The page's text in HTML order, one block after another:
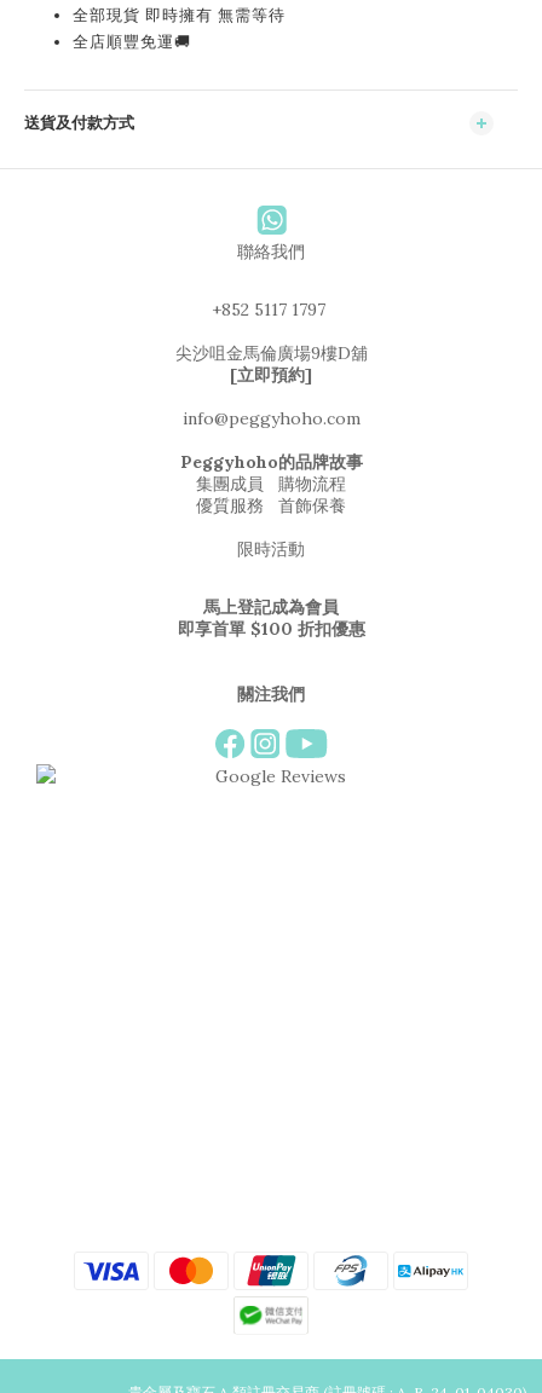
全部現貨 即時擁有 無需等待
全店順豐免運🚚
送貨及付款方式
聯絡我們
+852 5117 1797
尖沙咀金馬倫廣場9樓D舖
[立即預約]
info@peggyhoho.com
Peggyhoho的品牌故事
集團成員
購物流程
優質服務
首飾保養
限時活動
馬上登記成為會員
即享首單 $100 折扣優惠
關注我們